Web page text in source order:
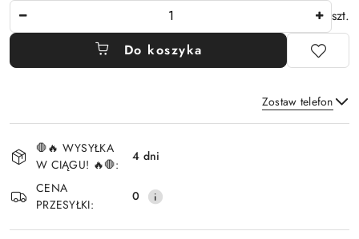
szt.
Do koszyka
Zostaw telefon
Dostępność
i
dostawa
🛑🔥 WYSYŁKA
W CIĄGU! 🔥🛑:
4 dni
CENA
PRZESYŁKI:
0